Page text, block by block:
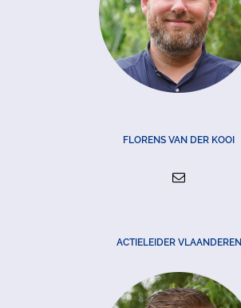
FLORENS VAN DER KOOI
ACTIELEIDER VLAANDEREN